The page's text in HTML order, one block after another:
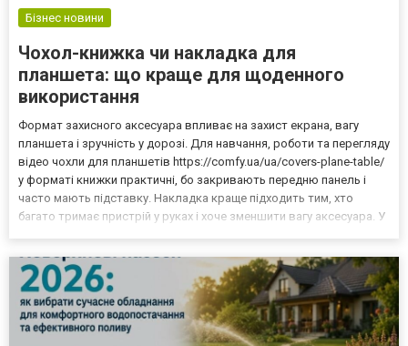
Бізнес новини
Чохол-книжка чи накладка для
планшета: що краще для щоденного
використання
Формат захисного аксесуара впливає на захист екрана, вагу
планшета і зручність у дорозі. Для навчання, роботи та перегляду
відео чохли для планшетів https://comfy.ua/ua/covers-plane-table/
у форматі книжки практичні, бо закривають передню панель і
часто мають підставку. Накладка краще підходить тим, хто
багато тримає пристрій у руках і хоче зменшити вагу аксесуара. У